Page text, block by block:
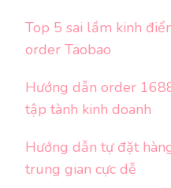
Top 5 sai lầm kinh
order Taobao
Hướng dẫn order
tập tành kinh doanh
Hướng dẫn tự đặt
trung gian cực dễ